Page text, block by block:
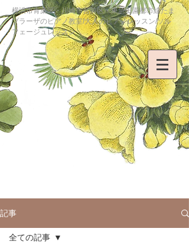
横浜市青葉区・川崎市宮前区・東急田園都市線たま
プラーザのピアノ教室/大人のピアノレッスン/ソル
フェージュレッスン
記事
全ての記事